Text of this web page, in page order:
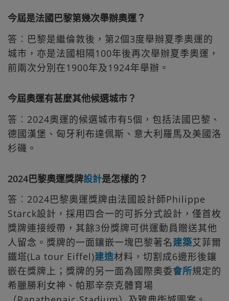
今屆是法國巴黎第幾次舉辦奧運？
答︰巴黎是繼倫敦後，第2個3度舉辦夏季奧運的
城市，亦是法國相隔100年後再次舉辦夏季奧運，
前兩次分別在1900年及1924年舉辦。
今屆奧運有甚麼其他候選城市？
答︰2024奧運的候選城市有5個，包括法國巴黎、
德國漢堡、匈牙利布達佩斯、意大利羅馬及美國洛
杉磯。
2024巴黎奧運獎牌設計是怎樣的？
答︰2024巴黎奧運獎牌由法國設計師Philippe
Starck設計，採用四合一的可拆分式設計，僅首枚
獎牌連接綬帶，其餘3份獎牌可供運動員贈送其他
人留念。獎牌的一面鑲嵌一塊巴黎著名建築艾菲爾
鐵塔(La tour Eiffel)建造材料，切割成6邊形後鑲
嵌在獎牌上；獎牌的另一面為國際奧委會所規定的
希臘勝利女神、帕那辛奈克體育場